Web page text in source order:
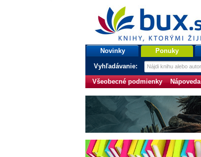
bux.sk
knihy, ktorými žijete
Úvodná stránka
Novinky Ponuky
Vyhľadávanie:
Všeobecné podmienky Nápoveda